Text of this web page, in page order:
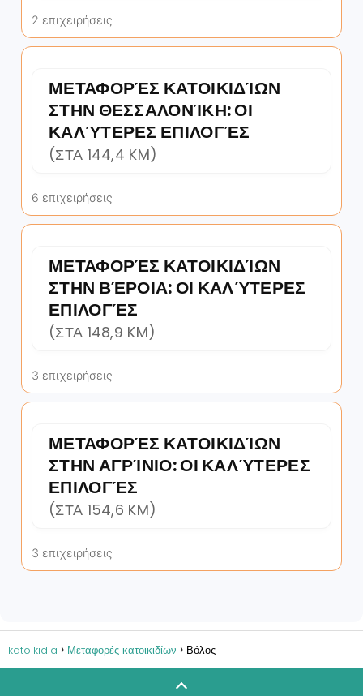
2 επιχειρήσεις
ΜΕΤΑΦΟΡΈΣ ΚΑΤΟΙΚΙΔΊΩΝ
ΣΤΗΝ ΘΕΣΣΑΛΟΝΊΚΗ: ΟΙ
ΚΑΛΎΤΕΡΕΣ ΕΠΙΛΟΓΈΣ
(ΣΤΑ 144,4 KM)
6 επιχειρήσεις
ΜΕΤΑΦΟΡΈΣ ΚΑΤΟΙΚΙΔΊΩΝ
ΣΤΗΝ ΒΈΡΟΙΑ: ΟΙ ΚΑΛΎΤΕΡΕΣ
ΕΠΙΛΟΓΈΣ
(ΣΤΑ 148,9 KM)
3 επιχειρήσεις
ΜΕΤΑΦΟΡΈΣ ΚΑΤΟΙΚΙΔΊΩΝ
ΣΤΗΝ ΑΓΡΊΝΙΟ: ΟΙ ΚΑΛΎΤΕΡΕΣ
ΕΠΙΛΟΓΈΣ
(ΣΤΑ 154,6 KM)
3 επιχειρήσεις
katoikidia Μεταφορές κατοικιδίων Βόλος